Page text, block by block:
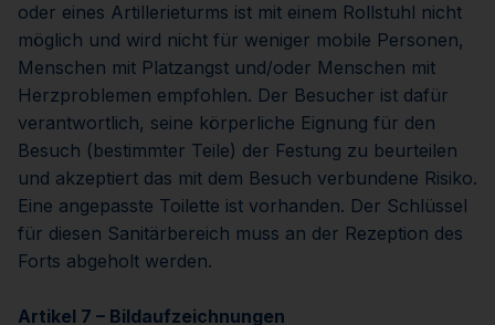
oder eines Artillerieturms ist mit einem Rollstuhl nicht
möglich und wird nicht für weniger mobile Personen,
Menschen mit Platzangst und/oder Menschen mit
Herzproblemen empfohlen. Der Besucher ist dafür
verantwortlich, seine körperliche Eignung für den
Besuch (bestimmter Teile) der Festung zu beurteilen
und akzeptiert das mit dem Besuch verbundene Risiko.
Eine angepasste Toilette ist vorhanden. Der Schlüssel
für diesen Sanitärbereich muss an der Rezeption des
Forts abgeholt werden.
Artikel 7 – Bildaufzeichnungen